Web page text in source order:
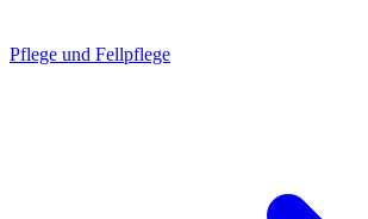
Pflege und Fellpflege